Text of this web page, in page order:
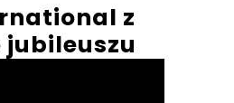
z
jubileuszu